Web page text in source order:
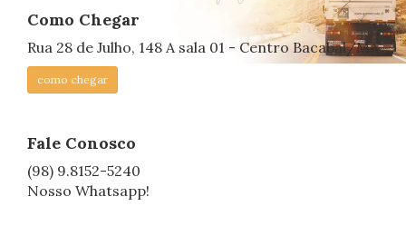
Como Chegar
Rua 28 de Julho, 148 A sala 01 - Centro Bacabal/MA
como chegar
Fale Conosco
(98) 9.8152-5240
Nosso Whatsapp!